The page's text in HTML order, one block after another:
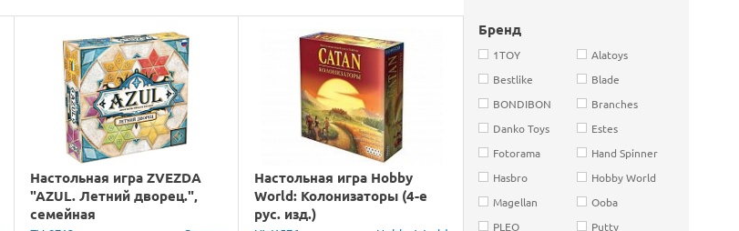
Бренд
1TOY
Alatoys
Bestlike
Blade
BONDIBON
Branches
Danko Toys
Estes
Fotorama
Hand Spinner
Hasbro
Hobby World
Magellan
Ooba
PLEO
Putty
Настольная игра ZVEZDA
"AZUL. Летний дворец.",
семейная
Настольная игра Hobby
World: Колонизаторы (4-е
рус. изд.)